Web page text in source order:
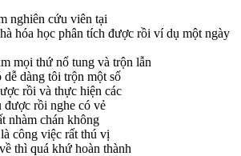
nghiên cứu viên tại
hóa học phân tích được rồi ví dụ một ngày
mọi thứ nổ tung và trộn lẫn
dàng tôi trộn một số
rồi và thực hiện các
được rồi nghe có vẻ
nhàm chán không
công việc rất thú vị
thì quá khứ hoàn thành